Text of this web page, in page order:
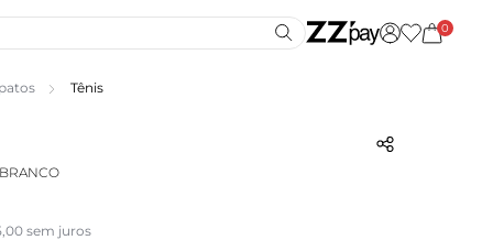
0
Tênis
sem juros